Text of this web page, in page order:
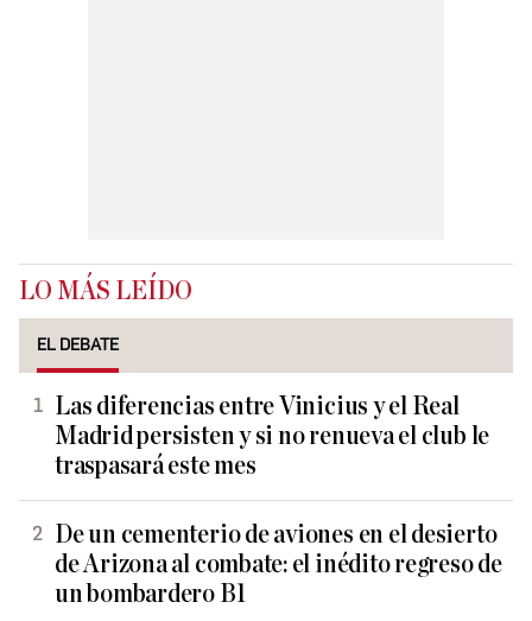
LO MÁS LEÍDO
EL DEBATE
Las diferencias entre Vinicius y el Real
Madrid persisten y si no renueva el club le
traspasará este mes
De un cementerio de aviones en el desierto
de Arizona al combate: el inédito regreso de
un bombardero B1